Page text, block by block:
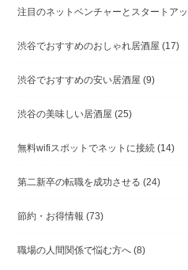
注目のネットベンチャーとスタートア
渋谷でおすすめのおしゃれ居酒屋 (17)
渋谷でおすすめの安い居酒屋 (9)
渋谷の美味しい居酒屋 (25)
無料wifiスポットでネットに接続 (14)
第二新卒の転職を成功させる (24)
節約・お得情報 (73)
職場の人間関係で悩む方へ (8)